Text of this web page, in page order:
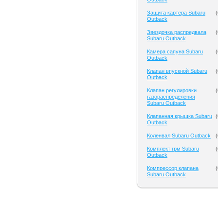
Защита картера Subaru
Outback
(
Звездочка распредвала
Subaru Outback
(
Камера сапуна Subaru
Outback
(
Клапан впускной Subaru
Outback
(
Клапан регулировки
газораспределения
Subaru Outback
(
Клапанная крышка Subaru
Outback
(
Коленвал Subaru Outback (
Комплект грм Subaru
Outback
(
Компрессор клапана
Subaru Outback
(